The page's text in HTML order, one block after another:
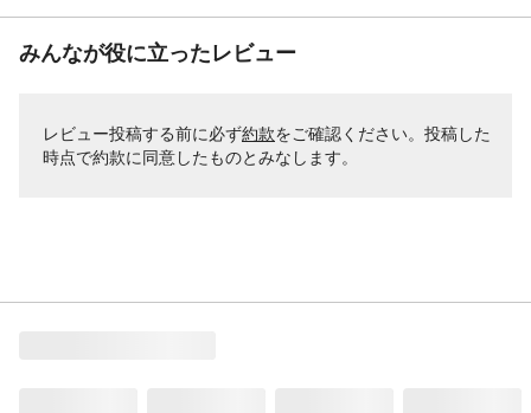
みんなが役に立ったレビュー
レビュー投稿する前に必ず約款をご確認ください。投稿した
時点で約款に同意したものとみなします。